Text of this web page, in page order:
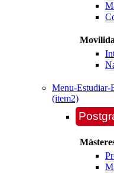
Menu-
(item2)